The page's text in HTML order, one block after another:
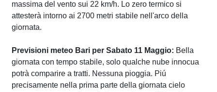
massima del vento sui 22 km/h. Lo zero termico si
attesterà intorno ai 2700 metri stabile nell'arco della
giornata.
Previsioni meteo Bari per Sabato 11 Maggio: Bella
giornata con tempo stabile, solo qualche nube innocua
potrà comparire a tratti. Nessuna pioggia. Piú
precisamente nella prima parte della giornata cielo